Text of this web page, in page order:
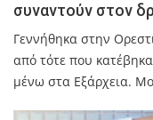
συναντούν στον
Γεννήθηκα στην
από τότε που
μένω στα Εξάρχεια.